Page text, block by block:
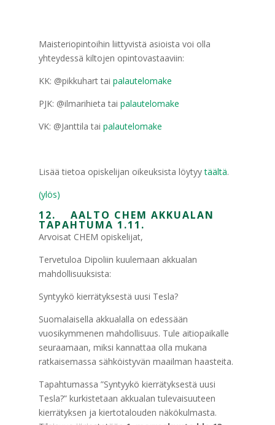
Maisteriopintoihin liittyvistä asioista voi olla
yhteydessä kiltojen opintovastaaviin:
KK: @pikkuhart tai palautelomake
PJK: @ilmarihieta tai palautelomake
VK: @Janttila tai palautelomake
Lisää tietoa opiskelijan oikeuksista löytyytäältä.
(ylös)
12. AALTO CHEM AKKUALAN
TAPAHTUMA 1.11.
Arvoisat CHEM opiskelijat,
Tervetuloa Dipoliin kuulemaan akkualan
mahdollisuuksista:
Syntyykö kierrätyksestä uusi Tesla?
Suomalaisella akkualalla on edessään
vuosikymmenen mahdollisuus. Tule aitiopaikalle
seuraamaan, miksi kannattaa olla mukana
ratkaisemassa sähköistyvän maailman haasteita.
Tapahtumassa ”Syntyykö kierrätyksestä uusi
Tesla?” kurkistetaan akkualan tulevaisuuteen
kierrätyksen ja kiertotalouden näkökulmasta.